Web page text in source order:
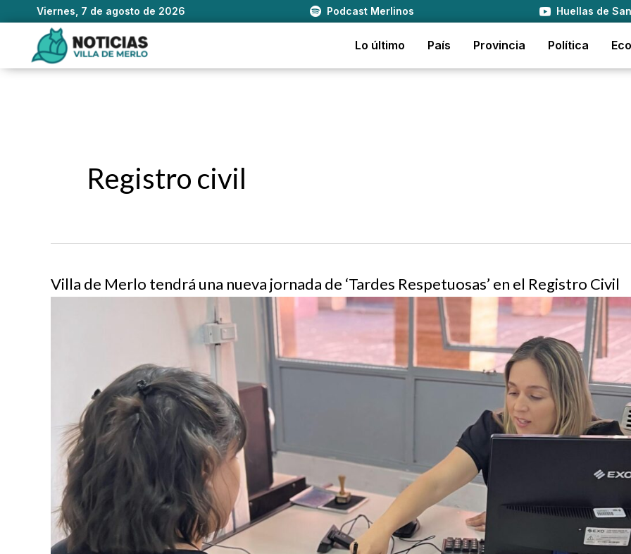
Viernes, 7 de agosto de 2026 Podcast Merlinos Huellas de
contenido
Lo último País Provincia Política
Registro civil
Villa de Merlo tendrá una nueva jornada de ‘Tardes Respetuosas’ en el Registro Civil